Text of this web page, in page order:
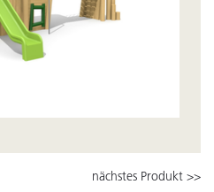
nächstes Produkt >>